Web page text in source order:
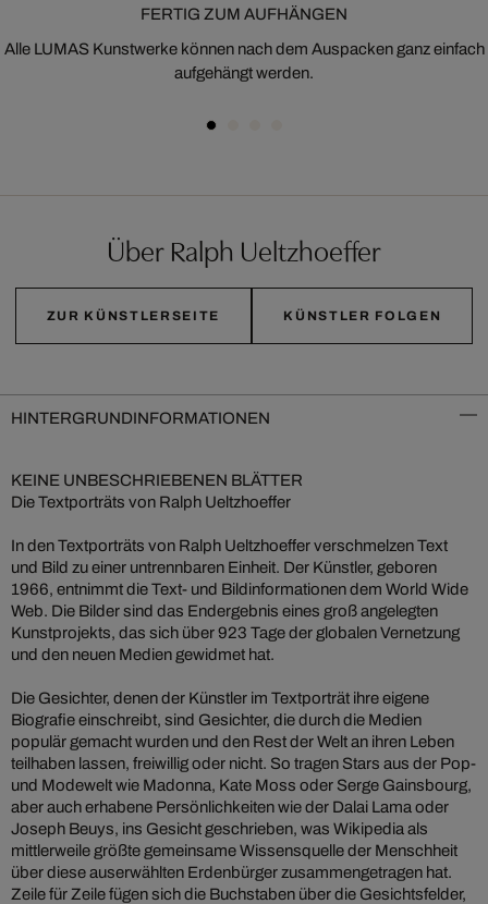
FERTIG ZUM AUFHÄNGEN
Alle LUMAS Kunstwerke können nach dem Auspacken ganz einfach
aufgehängt werden.
Über Ralph Ueltzhoeffer
ZUR KÜNSTLERSEITE KÜNSTLER FOLGEN
HINTERGRUNDINFORMATIONEN
KEINE UNBESCHRIEBENEN BLÄTTER
Die Textporträts von Ralph Ueltzhoeffer
In den Textporträts von Ralph Ueltzhoeffer verschmelzen Text
und Bild zu einer untrennbaren Einheit. Der Künstler, geboren
1966, entnimmt die Text- und Bildinformationen dem World Wide
Web. Die Bilder sind das Endergebnis eines groß angelegten
Kunstprojekts, das sich über 923 Tage der globalen Vernetzung
und den neuen Medien gewidmet hat.
Die Gesichter, denen der Künstler im Textporträt ihre eigene
Biografie einschreibt, sind Gesichter, die durch die Medien
populär gemacht wurden und den Rest der Welt an ihren Leben
teilhaben lassen, freiwillig oder nicht. So tragen Stars aus der Pop-
und Modewelt wie Madonna, Kate Moss oder Serge Gainsbourg,
aber auch erhabene Persönlichkeiten wie der Dalai Lama oder
Joseph Beuys, ins Gesicht geschrieben, was Wikipedia als
mittlerweile größte gemeinsame Wissensquelle der Menschheit
über diese auserwählten Erdenbürger zusammengetragen hat.
Zeile für Zeile fügen sich die Buchstaben über die Gesichtsfelder,